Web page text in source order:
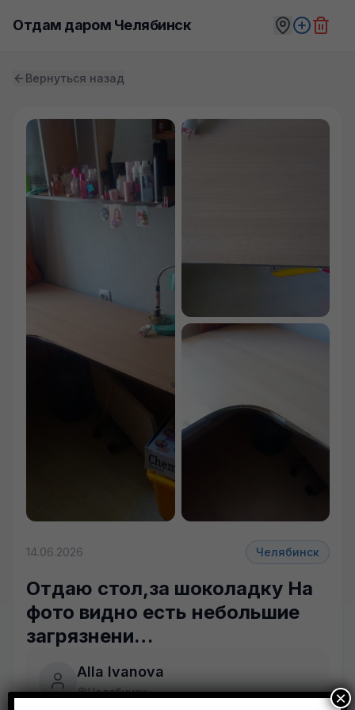
Отдам даром Челябинск
Вернуться назад
14.06.2026 Челябинск
Отдаю стол,за шоколадку На
фото видно есть небольшие
загрязнени…
Alla Ivanova
Челябинск ×